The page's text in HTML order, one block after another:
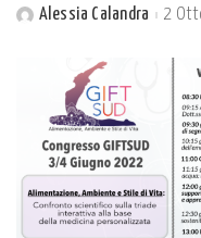
PostedAlessia Calandra 2